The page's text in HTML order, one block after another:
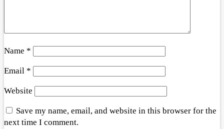
Name *
Email *
Website
Save my name, email, and website in this browser for the
next time I comment.